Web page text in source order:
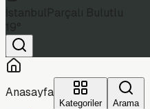
Anasayfa
Kategoriler Arama